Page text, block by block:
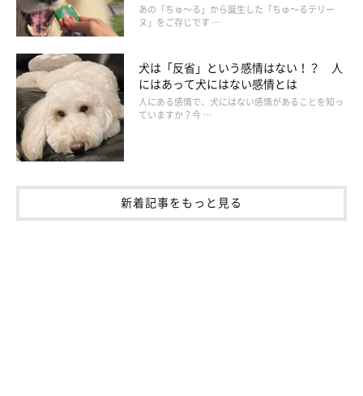
あの「ちゅ～る」から誕生した「ちゅ～るテリー
ヌ」をご存じです …
犬は「反省」という感情はない！？ 人
にはあって犬にはない感情とは
人にある感情で、犬にはない感情があることを知っ
ていますか？今 …
新着記事をもっと見る